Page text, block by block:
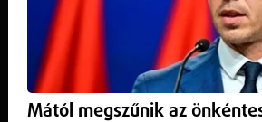
Szabolcsban
2026. május 12. Közlekedés
Több héten át forgalomkorlátozásra
vármegyében.
Mától megszűnik az